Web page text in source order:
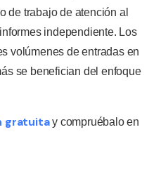
de trabajo de atención al
independiente. Los
volúmenes de entradas en
se benefician del enfoque
gratuitay compruébalo en